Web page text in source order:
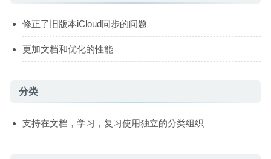
修正了旧版本iCloud同步的问题
更加文档和优化的性能
分类
支持在文档，学习，复习使用独立的分类组织